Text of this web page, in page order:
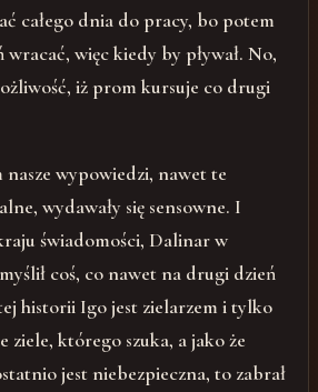
całego dnia do pracy, bo potem
wracać, więc kiedy by pływał. No,
iż prom kursuje co drugi
wypowiedzi, nawet te
wydawały się sensowne. I
świadomości, Dalinar w
coś, co nawet na drugi dzień
historii Igo jest zielarzem i tylko
ziele, którego szuka, a jako że
jest niebezpieczna, to zabrał